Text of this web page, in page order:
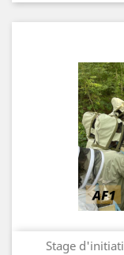
Stage